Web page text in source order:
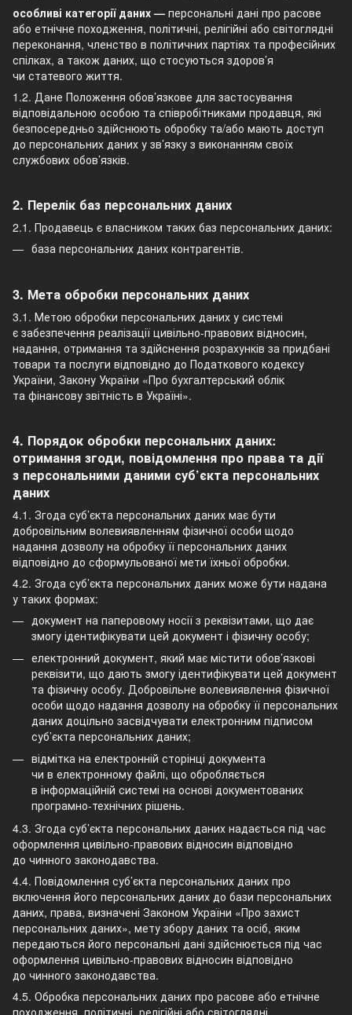
особливі категорії даних — персональні дані про расове
або етнічне походження, політичні, релігійні або світоглядні
переконання, членство в політичних партіях та професійних
спілках, а також даних, що стосуються здоров’я
чи статевого життя.
1.2. Дане Положення обов’язкове для застосування
відповідальною особою та співробітниками продавця, які
безпосередньо здійснюють обробку та/або мають доступ
до персональних даних у зв’язку з виконанням своїх
службових обов’язків.
2. Перелік баз персональних даних
2.1. Продавець є власником таких баз персональних даних:
база персональних даних контрагентів.
3. Мета обробки персональних даних
3.1. Метою обробки персональних даних у системі
є забезпечення реалізації цивільно-правових відносин,
надання, отримання та здійснення розрахунків за придбані
товари та послуги відповідно до Податкового кодексу
України, Закону України «Про бухгалтерський облік
та фінансову звітність в Україні».
4. Порядок обробки персональних даних:
отримання згоди, повідомлення про права та дії
з персональними даними суб’єкта персональних
даних
4.1. Згода суб’єкта персональних даних має бути
добровільним волевиявленням фізичної особи щодо
надання дозволу на обробку її персональних даних
відповідно до сформульованої мети їхньої обробки.
4.2. Згода суб’єкта персональних даних може бути надана
у таких формах:
документ на паперовому носії з реквізитами, що дає
змогу ідентифікувати цей документ і фізичну особу;
електронний документ, який має містити обов’язкові
реквізити, що дають змогу ідентифікувати цей документ
та фізичну особу. Добровільне волевиявлення фізичної
особи щодо надання дозволу на обробку її персональних
даних доцільно засвідчувати електронним підписом
суб’єкта персональних даних;
відмітка на електронній сторінці документа
чи в електронному файлі, що обробляється
в інформаційній системі на основі документованих
програмно-технічних рішень.
4.3. Згода суб’єкта персональних даних надається під час
оформлення цивільно-правових відносин відповідно
до чинного законодавства.
4.4. Повідомлення суб’єкта персональних даних про
включення його персональних даних до бази персональних
даних, права, визначені Законом України «Про захист
персональних даних», мету збору даних та осіб, яким
передаються його персональні дані здійснюється під час
оформлення цивільно-правових відносин відповідно
до чинного законодавства.
4.5. Обробка персональних даних про расове або етнічне
походження, політичні, релігійні або світоглядні